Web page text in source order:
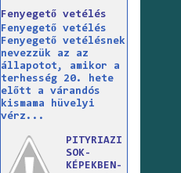
Fenyegető vetélés
Fenyegető vetélés
Fenyegető vetélésnek
nevezzük az az
állapotot, amikor a
terhesség 20. hete
előtt a várandós
kismama hüvelyi
vérz...
PITYRIAZI
SOK-
KÉPEKBEN-